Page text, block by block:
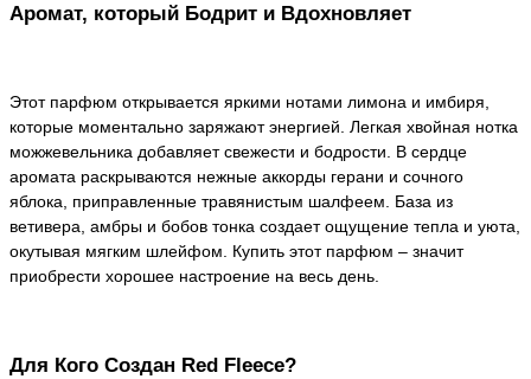
Аромат, который Бодрит и Вдохновляет
Этот парфюм открывается яркими нотами лимона и имбиря,
которые моментально заряжают энергией. Легкая хвойная нотка
можжевельника добавляет свежести и бодрости. В сердце
аромата раскрываются нежные аккорды герани и сочного
яблока, приправленные травянистым шалфеем. База из
ветивера, амбры и бобов тонка создает ощущение тепла и уюта,
окутывая мягким шлейфом. Купить этот парфюм – значит
приобрести хорошее настроение на весь день.
Для Кого Создан Red Fleece?